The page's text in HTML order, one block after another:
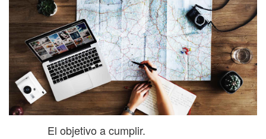
El objetivo a cumplir.